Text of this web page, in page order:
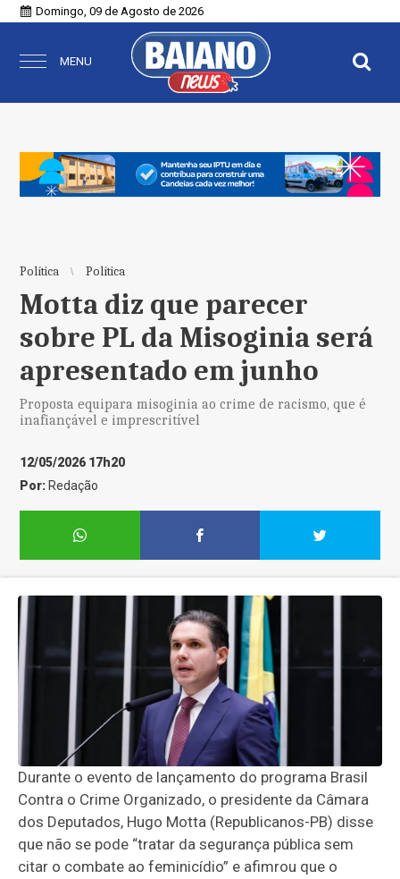
Domingo, 09 de Agosto de 2026
MENU
Política Política
Motta diz que parecer
sobre PL da Misoginia será
apresentado em junho
Proposta equipara misoginia ao crime de racismo, que é
inafiançável e imprescritível
12/05/2026 17h20
Por: Redação
Durante o evento de lançamento do programa Brasil
Contra o Crime Organizado, o presidente da Câmara
dos Deputados, Hugo Motta (Republicanos-PB) disse
que não se pode “tratar da segurança pública sem
citar o combate ao feminicídio” e afimrou que o